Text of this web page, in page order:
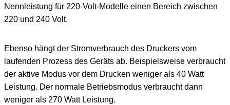
Nennleistung für 220-Volt-Modelle einen Bereich zwischen
220 und 240 Volt.
Ebenso hängt der Stromverbrauch des Druckers vom
laufenden Prozess des Geräts ab. Beispielsweise verbraucht
der aktive Modus vor dem Drucken weniger als 40 Watt
Leistung. Der normale Betriebsmodus verbraucht dann
weniger als 270 Watt Leistung.